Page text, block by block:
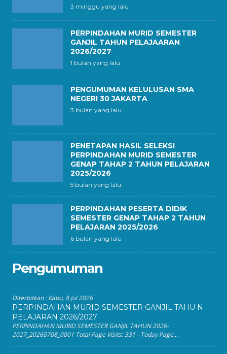
3 minggu yang lalu
PERPINDAHAN MURID SEMESTER
GANJIL TAHUN PELAJAARAN
2026/2027
1 bulan yang lalu
PENGUMUMAN KELULUSAN SMA
NEGERI 30 JAKARTA
3 bulan yang lalu
PENETAPAN HASIL SELEKSI
PERPINDAHAN MURID SEMESTER
GENAP TAHAP 2 TAHUN PELAJARAN
2025/2026
5 bulan yang lalu
PERPINDAHAN PESERTA DIDIK
SEMESTER GENAP TAHAP 2 TAHUN
PELAJARAN 2025/2026
6 bulan yang lalu
Pengumuman
Diterbitkan :Rabu, 8 Jul 2026
PERPINDAHAN MURID SEMESTER GANJIL TAHU N
PELAJARAN 2026/2027
PERPINDAHAN MURID SEMESTER GANJIL TAHUN 2026-
2027_20260708_0001 Total Page Visits: 331 - Today Page...